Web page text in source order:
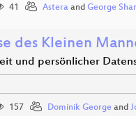
41 Astera and George
des Kleinen
und persönlicher
157 Dominik George and